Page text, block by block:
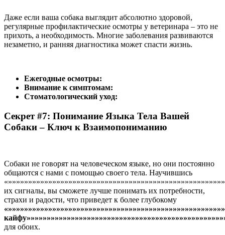
Даже если ваша собака выглядит абсолютно здоровой,
регулярные профилактические осмотры у ветеринара – это не
прихоть, а необходимость. Многие заболевания развиваются
незаметно, и ранняя диагностика может спасти жизнь.
Ежегодные осмотры:
Внимание к симптомам:
Стоматологический уход:
Секрет #7: Понимание Языка Тела Вашей
Собаки – Ключ к Взаимопониманию
Собаки не говорят на человеческом языке, но они постоянно
общаются с нами с помощью своего тела. Научившись
их сигналы, вы сможете лучше понимать их потребности,
страхи и радости, что приведет к более глубокому
для обоих.